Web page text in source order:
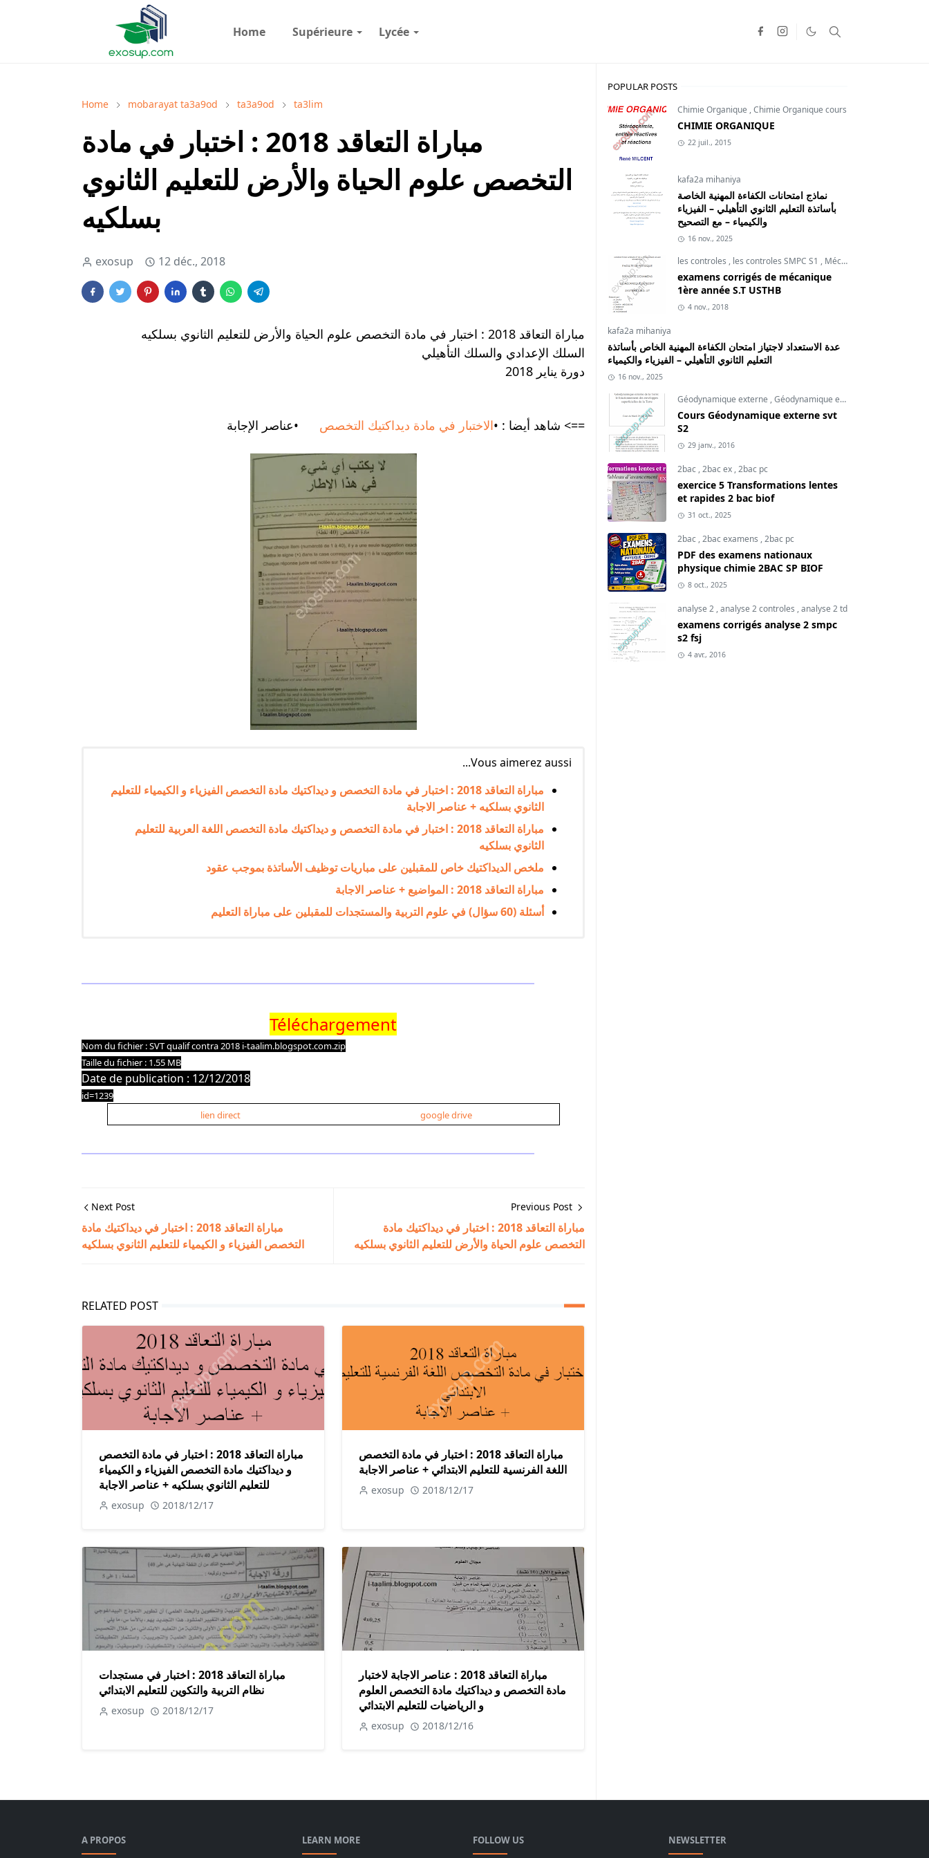
Home Supérieure Lycée
Home mobarayat ta3a9od ta3a9od ta3lim
مباراة التعاقد 2018 : اختبار في مادة
التخصص علوم الحياة والأرض للتعليم الثانوي
بسلكيه
exosup 12 déc., 2018
مباراة التعاقد 2018 : اختبار في مادة التخصص علوم الحياة والأرض للتعليم الثانوي بسلكيه
السلك الإعدادي والسلك التأهيلي
دورة يناير 2018
==> شاهد أيضا : •الاختبار في مادة ديداكتيك التخصص •عناصر الإجابة
Vous aimerez aussi...
مباراة التعاقد 2018 : اختبار في مادة التخصص و ديداكتيك مادة التخصص الفيزياء و الكيمياء للتعليم
الثانوي بسلكيه + عناصر الاجابة
مباراة التعاقد 2018 : اختبار في مادة التخصص و ديداكتيك مادة التخصص اللغة العربية للتعليم
الثانوي بسلكيه
ملخص الديداكتيك خاص للمقبلين على مباريات توظيف الأساتذة بموجب عقود
مباراة التعاقد 2018 : المواضيع + عناصر الاجابة
أسئلة (60 سؤال) في علوم التربية والمستجدات للمقبلين على مباراة التعليم
Téléchargement
Nom du fichier : SVT qualif contra 2018 i-taalim.blogspot.com.zip
Taille du fichier : 1.55 MB
Date de publication : 12/12/2018
id=1239
lien direct
google drive
Next Post
مباراة التعاقد 2018 : اختبار في ديداكتيك مادة
التخصص الفيزياء و الكيمياء للتعليم الثانوي بسلكيه
Previous Post
مباراة التعاقد 2018 : اختبار في ديداكتيك مادة
التخصص علوم الحياة والأرض للتعليم الثانوي بسلكيه
RELATED POST
مباراة التعاقد 2018 : اختبار في مادة التخصص
و ديداكتيك مادة التخصص الفيزياء و الكيمياء
للتعليم الثانوي بسلكيه + عناصر الاجابة
exosup 2018/12/17
مباراة التعاقد 2018 : اختبار في مادة التخصص
اللغة الفرنسية للتعليم الابتدائي + عناصر الاجابة
exosup 2018/12/17
مباراة التعاقد 2018 : اختبار في مستجدات
نظام التربية والتكوين للتعليم الابتدائي
exosup 2018/12/17
مباراة التعاقد 2018 : عناصر الاجابة لاختبار
مادة التخصص و ديداكتيك مادة التخصص العلوم
و الرياضيات للتعليم الابتدائي
exosup 2018/12/16
POPULAR POSTS
Chimie Organique ,Chimie Organique cours
CHIMIE ORGANIQUE
22 juil., 2015
kafa2a mihaniya
نماذج امتحانات الكفاءة المهنية الخاصة
بأساتذة التعليم الثانوي التأهيلي – الفيزياء
والكيمياء – مع التصحيح
16 nov., 2025
les controles , les controles SMPC S1 , Mécanique du point
examens corrigés de mécanique
1ère année S.T USTHB
4 nov., 2018
kafa2a mihaniya
عدة الاستعداد لاجتياز امتحان الكفاءة المهنية الخاص بأساتذة
التعليم الثانوي التأهيلي – الفيزياء والكيمياء
16 nov., 2025
Géodynamique externe ,Géodynamique externe cours
Cours Géodynamique externe svt
S2
29 janv., 2016
2bac,2bac ex,2bac pc
exercice 5 Transformations lentes
et rapides 2 bac biof
31 oct., 2025
2bac,2bac examens ,2bac pc
PDF des examens nationaux
physique chimie 2BAC SP BIOF
8 oct., 2025
analyse 2,analyse 2 controles ,analyse 2 td
examens corrigés analyse 2 smpc
s2 fsj
4 avr., 2016
A PROPOS LEARN MORE FOLLOW US NEWSLETTER